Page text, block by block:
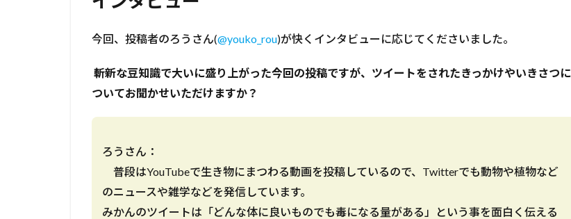
今回、投稿者のろうさん(@youko_rou)が快くインタビューに応じてくださいました。
――― 斬新な豆知識で大いに盛り上がった今回の投稿ですが、ツイートをされたきっかけやいきさつに
ついてお聞かせいただけますか？
ろうさん：
普段はYouTubeで生き物にまつわる動画を投稿しているので、Twitterでも動物や植物など
のニュースや雑学などを発信しています。
みかんのツイートは「どんな体に良いものでも毒になる量がある」という事を面白く伝える